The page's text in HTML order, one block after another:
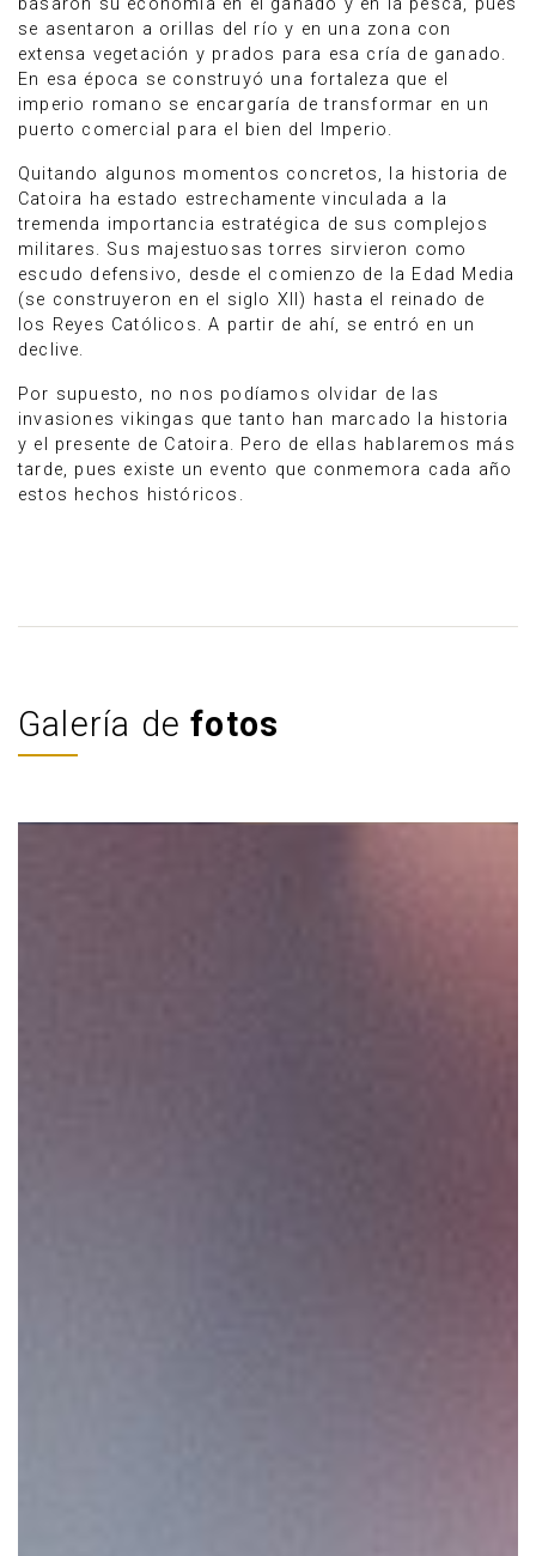
basaron su economía en el ganado y en la pesca, pues
se asentaron a orillas del río y en una zona con
extensa vegetación y prados para esa cría de ganado.
En esa época se construyó una fortaleza que el
imperio romano se encargaría de transformar en un
puerto comercial para el bien del Imperio.
Quitando algunos momentos concretos, la historia de
Catoira ha estado estrechamente vinculada a la
tremenda importancia estratégica de sus complejos
militares. Sus majestuosas torres sirvieron como
escudo defensivo, desde el comienzo de la Edad Media
(se construyeron en el siglo XII) hasta el reinado de
los Reyes Católicos. A partir de ahí, se entró en un
declive.
Por supuesto, no nos podíamos olvidar de las
invasiones vikingas que tanto han marcado la historia
y el presente de Catoira. Pero de ellas hablaremos más
tarde, pues existe un evento que conmemora cada año
estos hechos históricos.
Galería defotos